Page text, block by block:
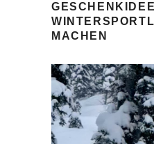
MACHEN